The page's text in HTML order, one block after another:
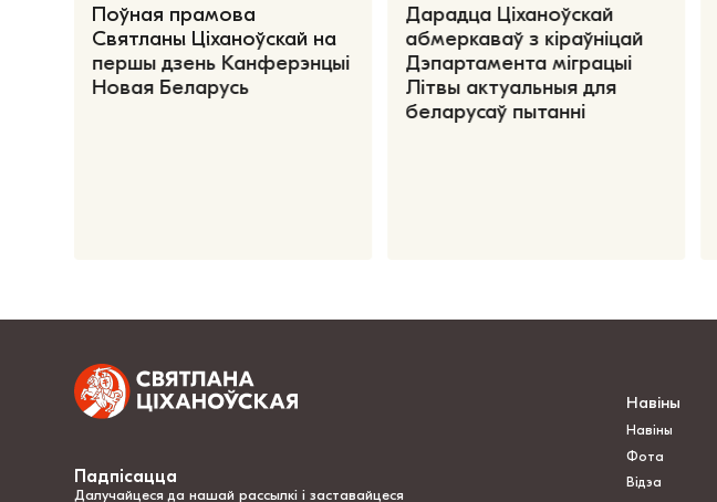
Поўная прамова
Святланы Ціханоўскай на
першы дзень Канферэнцыі
Новая Беларусь
Дарадца Ціханоўскай
абмеркаваў з кіраўніцай
Дэпартамента міграцыі
Літвы актуальныя для
беларусаў пытанні
Падпісацца
Далучайцеся да нашай рассылкі і заставайцеся
Навіны
Навіны
Фота
Відэа